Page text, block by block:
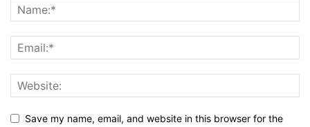
Save my name, email, and website in this browser for the